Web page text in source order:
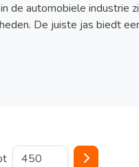
de automobiele
De juiste jas biedt